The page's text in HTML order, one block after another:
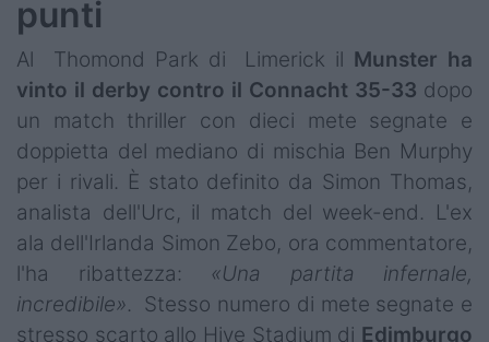
punti
Al Thomond Park di Limerick il Munster ha
vinto il derby contro il Connacht 35-33 dopo
un match thriller con dieci mete segnate e
doppietta del mediano di mischia Ben Murphy
per i rivali. È stato definito da Simon Thomas,
analista dell'Urc, il match del week-end. L'ex
ala dell'Irlanda Simon Zebo, ora commentatore,
l'ha ribattezza: «Una partita infernale,
incredibile». Stesso numero di mete segnate e
stresso scarto allo Hive Stadium di Edimburgo